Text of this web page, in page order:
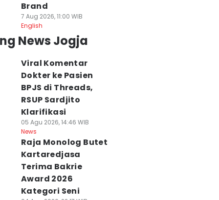
Brand
7 Aug 2026, 11:00 WIB
English
News Jogja
Viral Komentar
Dokter ke Pasien
BPJS di Threads,
RSUP Sardjito
Klarifikasi
05 Agu 2026, 14:46 WIB
News
Raja Monolog Butet
Kartaredjasa
Terima Bakrie
Award 2026
Kategori Seni